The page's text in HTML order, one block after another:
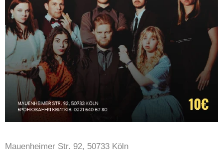
Mauenheimer Str. 92, 50733 Köln